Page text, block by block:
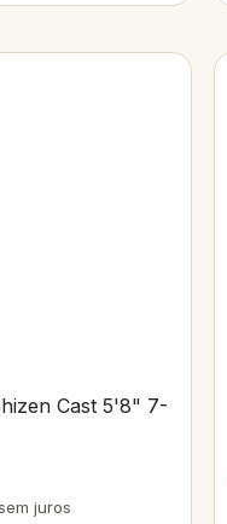
Cast 5'8" 7-
juros